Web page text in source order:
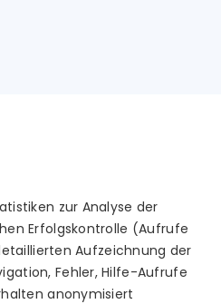
zur Analyse der
Erfolgskontrolle (Aufrufe
Aufzeichnung der
Fehler, Hilfe-Aufrufe
anonymisiert